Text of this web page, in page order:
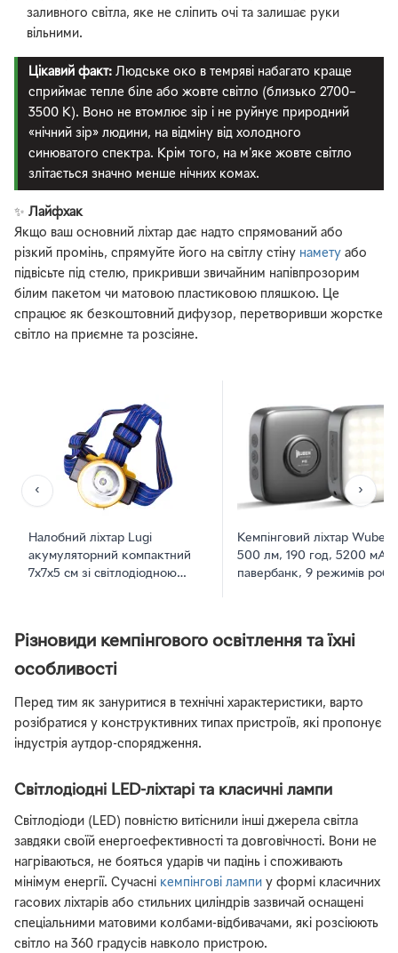
заливного світла, яке не сліпить очі та залишає руки
вільними.
Цікавий факт:Людське око в темряві набагато краще
сприймає тепле біле або жовте світло (близько 2700–
3500 К). Воно не втомлює зір і не руйнує природний
«нічний зір» людини, на відміну від холодного
синюватого спектра. Крім того, на м'яке жовте світло
злітається значно менше нічних комах.
✨ Лайфхак
Якщо ваш основний ліхтар дає надто спрямований або
різкий промінь, спрямуйте його на світлу стіну намету або
підвісьте під стелю, прикривши звичайним напівпрозорим
білим пакетом чи матовою пластиковою пляшкою. Це
спрацює як безкоштовний дифузор, перетворивши жорстке
світло на приємне та розсіяне.
‹
Налобний ліхтар Lugi
акумуляторний компактний
7х7х5 см зі світлодіодною
зарядкою для риболовлі та
кемпінгу
Кемпінговий ліхтар Wuben
500 лм, 190 год, 5200
павербанк, 9 режимів
bank Чорний
›
Різновиди кемпінгового освітлення та їхні
особливості
Перед тим як зануритися в технічні характеристики, варто
розібратися у конструктивних типах пристроїв, які пропонує
індустрія аутдор-спорядження.
Світлодіодні LED-ліхтарі та класичні лампи
Світлодіоди (LED) повністю витіснили інші джерела світла
завдяки своїй енергоефективності та довговічності. Вони не
нагріваються, не бояться ударів чи падінь і споживають
мінімум енергії. Сучасні
кемпінгові лампи у формі класичних
гасових ліхтарів або стильних циліндрів зазвичай оснащені
спеціальними матовими колбами-відбивачами, які розсіюють
світло на 360 градусів навколо пристрою.